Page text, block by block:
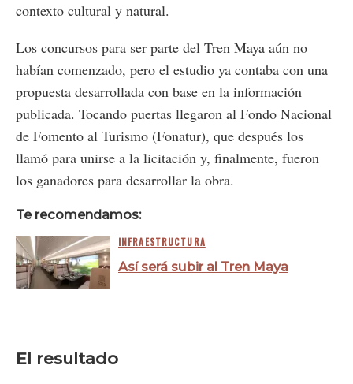
contexto cultural y natural.
Los concursos para ser parte del Tren Maya aún no
habían comenzado, pero el estudio ya contaba con una
propuesta desarrollada con base en la información
publicada. Tocando puertas llegaron al Fondo Nacional
de Fomento al Turismo (Fonatur), que después los
llamó para unirse a la licitación y, finalmente, fueron
los ganadores para desarrollar la obra.
Te recomendamos:
INFRAESTRUCTURA
Así será subir al Tren Maya
El resultado